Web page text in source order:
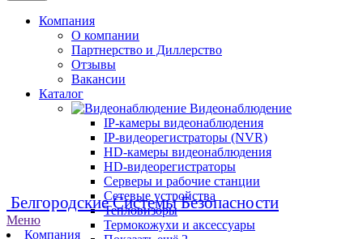
Компания
О компании
Партнерство и Диллерство
Отзывы
Вакансии
Каталог
Видеонаблюдение
IP-камеры видеонаблюдения
IP-видеорегистраторы (NVR)
HD-камеры видеонаблюдения
HD-видеорегистраторы
Серверы и рабочие станции
Сетевые устройства
Тепловизоры
Термокожухи и аксессуары
Белгородские Системы Безопасности
Меню
Компания